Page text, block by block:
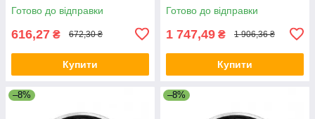
Готово до відправки
616,27 ₴ 672,30 ₴
Купити
Готово до відправки
1 747,49 ₴ 1 906,36 ₴
Купити
–8% –8%